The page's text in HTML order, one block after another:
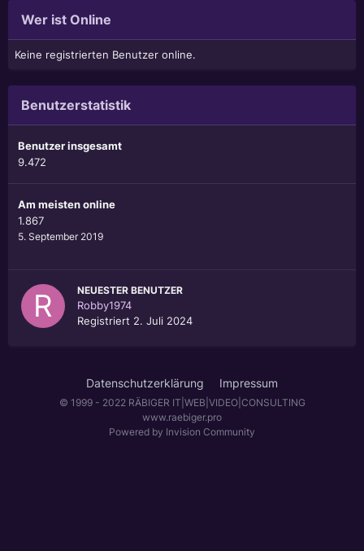
Wer ist Online
Keine registrierten Benutzer online.
Benutzerstatistik
Benutzer insgesamt
9.472
Am meisten online
1.867
5. September 2019
NEUESTER BENUTZER
Robby1974
Registriert 2. Juli 2024
Datenschutzerklärung Impressum
© 1999 - 2022 RÄBIGER IT|WEB|VIDEO|CONSULTING
www.raebiger.pro
Powered by Invision Community